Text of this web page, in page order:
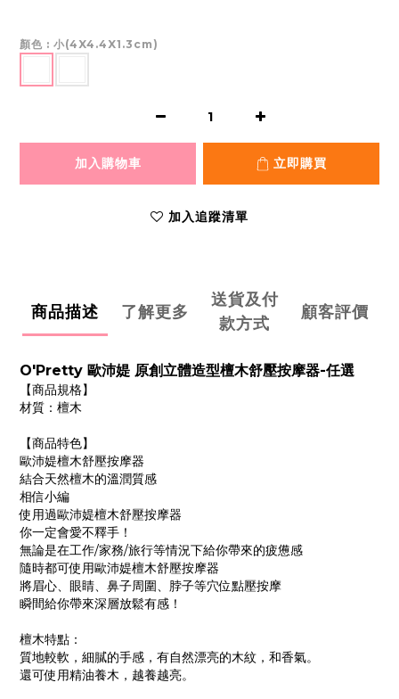
顏色 : 小(4X4.4X1.3cm)
加入購物車 立即購買
加入追蹤清單
商品描述 了解更多
送貨及付
款方式
顧客評價
O'Pretty 歐沛媞 原創立體造型檀木舒壓按摩器-任選
【商品規格】
材質：檀木
【商品特色】
歐沛媞檀木舒壓按摩器
結合天然檀木的溫潤質感
相信小編
使用過歐沛媞檀木舒壓按摩器
你一定會愛不釋手！
無論是在工作/家務/旅行等情況下給你帶來的疲憊感
隨時都可使用歐沛媞檀木舒壓按摩器
將眉心、眼睛、鼻子周圍、脖子等穴位點壓按摩
瞬間給你帶來深層放鬆有感！
檀木特點：
質地較軟，細膩的手感，有自然漂亮的木紋，和香氣。
還可使用精油養木，越養越亮。